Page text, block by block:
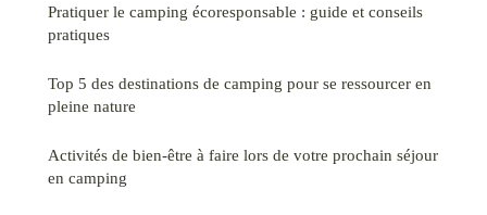
Pratiquer le camping écoresponsable : guide et conseils
pratiques
Top 5 des destinations de camping pour se ressourcer en
pleine nature
Activités de bien-être à faire lors de votre prochain séjour
en camping